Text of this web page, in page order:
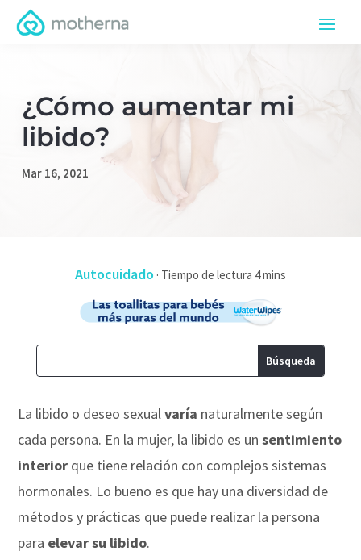
¿Cómo aumentar mi
libido?
Mar 16, 2021
Autocuidado ·
La libido o deseo sexualvaría naturalmente según
cada persona. En la mujer, la libido es unsentimiento
interior que tiene relación con complejos sistemas
hormonales. Lo bueno es que hay una diversidad de
métodos y prácticas que puede realizar la persona
para elevar su libido.